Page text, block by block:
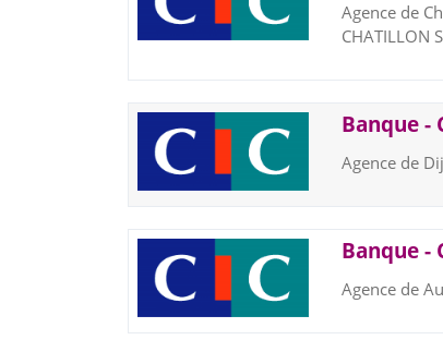
Agence de
CHATILLON
Banque -
Agence de
Banque -
Agence de